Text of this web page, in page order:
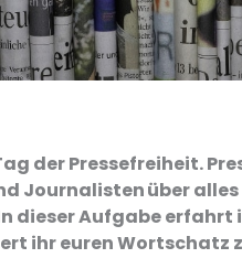
der Pressefreiheit.
Journalisten über
dieser Aufgabe erfahrt
ihr euren Wortschatz